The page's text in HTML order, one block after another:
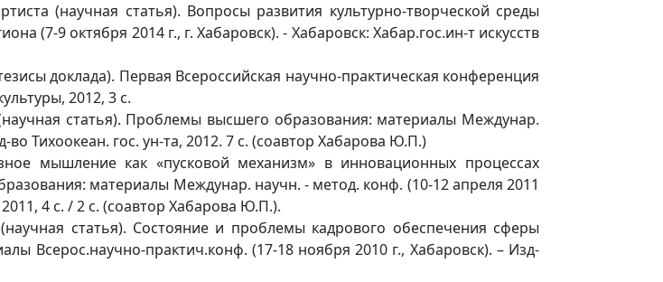
(научная статья). Вопросы развития культурно-творческой среды
(7-9 октября 2014 г., г. Хабаровск). - Хабаровск: Хабар.гос.ин-т искусств
доклада). Первая Всероссийская научно-практическая конференция
2012, 3 с.
статья). Проблемы высшего образования: материалы Междунар.
Тихоокеан. гос. ун-та, 2012. 7 с. (соавтор Хабарова Ю.П.)
мышление как «пусковой механизм» в инновационных процессах
материалы Междунар. научн. - метод. конф. (10-12 апреля 2011
4 с. / 2 с. (соавтор Хабарова Ю.П.).
статья). Состояние и проблемы кадрового обеспечения сферы
Всерос.научно-практич.конф. (17-18 ноября 2010 г., Хабаровск). – Изд-